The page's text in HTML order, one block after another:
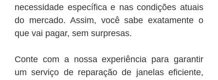
necessidade específica e nas condições atuais
do mercado. Assim, você sabe exatamente o
que vai pagar, sem surpresas.
Conte com a nossa experiência para garantir
um serviço de reparação de janelas eficiente,